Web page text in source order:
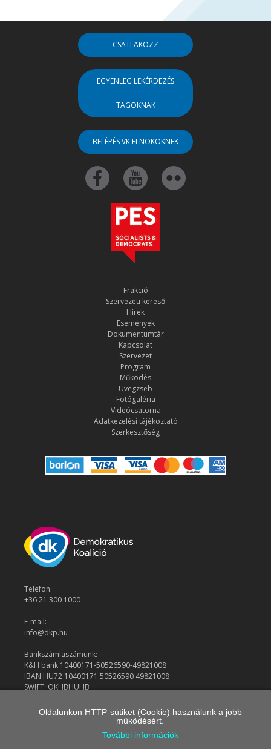
CSATLAKOZZ
EGYENLEG LEKÉRDEZÉS
TAGOKNAK
BELÉPÉS VK ELNÖKÖKNEK
Frakció
Szervezeti kereső
Hírek
Események
Dokumentumtár
Kapcsolat
Szervezet
Program
Működés
Üvegzseb
Fotógaléria
Videócsatorna
Adatkezelési tájékoztató
Szerkesztőség
Telefon:
+36 21 300 1000
E-mail:
info@dkp.hu
Bankszámlaszámunk:
K&H bank 10400171-50526590-49821008
IBAN HU72 10400171 50526590 49821008
SWIFT: OKHBHUHB
© 2026 Demokratikus Koalíció
Oldalunkon HTTP-sütiket (Cookie) használunk a jobb
működésért.
További információk